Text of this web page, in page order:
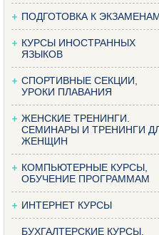
ПОДГОТОВКА К
КУРСЫ ИНОСТРАННЫХ
ЯЗЫКОВ
СПОРТИВНЫЕ СЕКЦИИ,
УРОКИ ПЛАВАНИЯ
ЖЕНСКИЕ ТРЕНИНГИ.
СЕМИНАРЫ И ТРЕНИНГИ
ЖЕНЩИН
КОМПЬЮТЕРНЫЕ КУРСЫ,
ОБУЧЕНИЕ ПРОГРАММАМ
ИНТЕРНЕТ КУРСЫ
БУХГАЛТЕРСКИЕ КУРСЫ,